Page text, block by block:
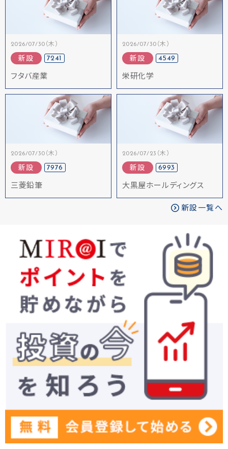
2026/07/30（木）
新設 7241
フタバ産業
2026/07/30（木）
新設 4549
栄研化学
2026/07/30（木）
新設 7976
三菱鉛筆
2026/07/23（木）
新設 6993
大黒屋ホールディングス
新設一覧へ